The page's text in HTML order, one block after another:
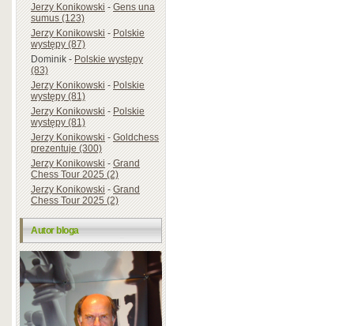
Jerzy Konikowski-Gens una
sumus (123)
Jerzy Konikowski-Polskie
występy (87)
Dominik-Polskie występy
(83)
Jerzy Konikowski-Polskie
występy (81)
Jerzy Konikowski-Polskie
występy (81)
Jerzy Konikowski-Goldchess
prezentuje (300)
Jerzy Konikowski-Grand
Chess Tour 2025 (2)
Jerzy Konikowski-Grand
Chess Tour 2025 (2)
Autor bloga